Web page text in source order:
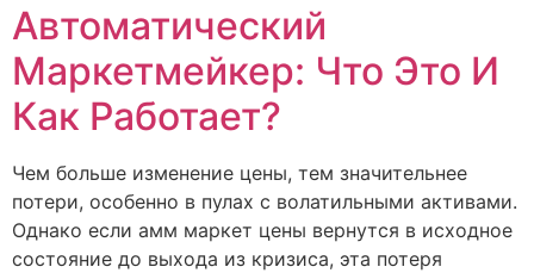
Автоматический
Маркетмейкер: Что Это И
Как Работает?
Чем больше изменение цены, тем значительнее
потери, особенно в пулах с волатильными активами.
Однако если амм маркет цены вернутся в исходное
состояние до выхода из кризиса, эта потеря